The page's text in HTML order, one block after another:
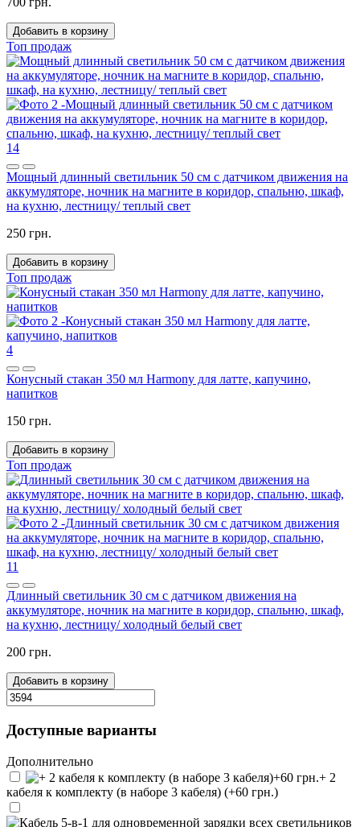
Добавить в корзину
Топ продаж
14
Мощный длинный светильник 50 см с датчиком движения на
аккумуляторе, ночник на магните в коридор, спальню, шкаф,
на кухню, лестницу/ теплый свет
250 грн.
Добавить в корзину
Топ продаж
4
Конусный стакан 350 мл Harmony для латте, капучино,
напитков
150 грн.
Добавить в корзину
Топ продаж
11
Длинный светильник 30 см с датчиком движения на
аккумуляторе, ночник на магните в коридор, спальню, шкаф,
на кухню, лестницу/ холодный белый свет
200 грн.
Добавить в корзину
Доступные варианты
Дополнительно
+ 2
кабеля к комплекту (в наборе 3 кабеля) (+60 грн.)